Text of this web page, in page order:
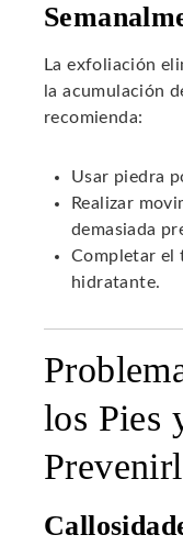
La exfoliación
la acumulación
recomienda:
Usar piedra
Realizar
demasiada
Completar el
hidratante.
los Pies